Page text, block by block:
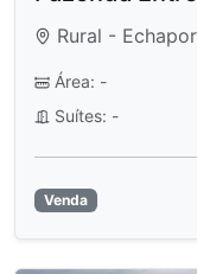
Rural -
Área: -
Suítes: -
Venda